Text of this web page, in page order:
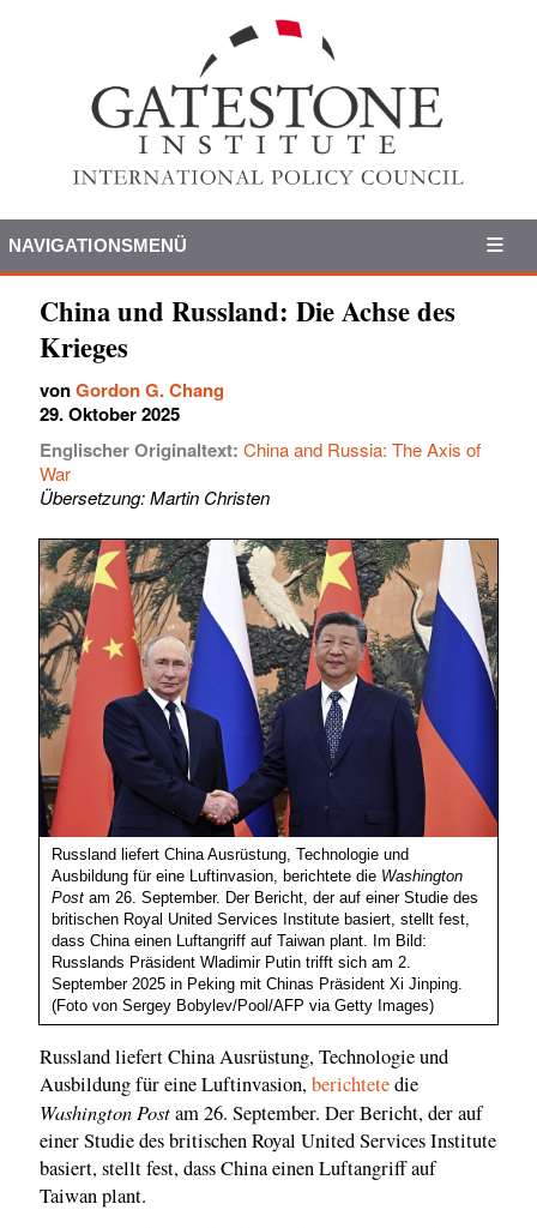
NAVIGATIONSMENÜ
China und Russland: Die Achse des
Krieges
vonGordon G. Chang
29. Oktober 2025
Englischer Originaltext: China and Russia: The Axis of
War
Übersetzung: Martin Christen
Russland liefert China Ausrüstung, Technologie und
Ausbildung für eine Luftinvasion, berichtete die Washington
Post am 26. September. Der Bericht, der auf einer Studie des
britischen Royal United Services Institute basiert, stellt fest,
dass China einen Luftangriff auf Taiwan plant. Im Bild:
Russlands Präsident Wladimir Putin trifft sich am 2.
September 2025 in Peking mit Chinas Präsident Xi Jinping.
(Foto von Sergey Bobylev/Pool/AFP via Getty Images)
Russland liefert China Ausrüstung, Technologie und
Ausbildung für eine Luftinvasion,berichtetedie
Washington Postam 26. September. Der Bericht, der auf
einer Studie des britischen Royal United Services Institute
basiert, stellt fest, dass China einen Luftangriff auf
Taiwan plant.